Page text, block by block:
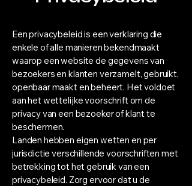
Een privacybeleid is een verklaring die
enkele of alle manieren bekendmaakt
waarop een website de gegevens van
bezoekers en klanten verzamelt, gebruikt,
openbaar maakt en beheert. Het voldoet
aan het wettelijke voorschrift om de
privacy van een bezoeker of klant te
beschermen.
Landen hebben eigen wetten en per
jurisdictie verschillende voorschriften met
betrekking tot het gebruik van een
privacybeleid. Zorg ervoor dat u de